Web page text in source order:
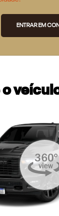
ENTRAR EM